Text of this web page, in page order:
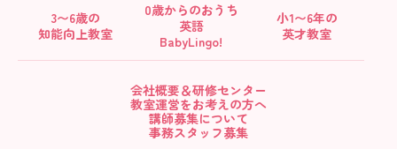
3〜6歳の
知能向上教室
0歳からのおうち
英語
BabyLingo!
小1〜6年の
英才教室
会社概要＆研修センター
教室運営をお考えの方へ
講師募集について
事務スタッフ募集